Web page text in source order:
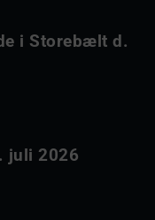
i Storebælt d.
juli 2026